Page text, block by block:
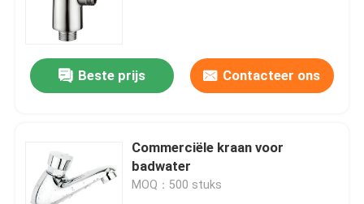
Contacteer ons
Vraag een offerte aan
Messingskleppen
Beste prijs Contacteer ons
Commerciële kraan voor
badwater
MOQ：500 stuks